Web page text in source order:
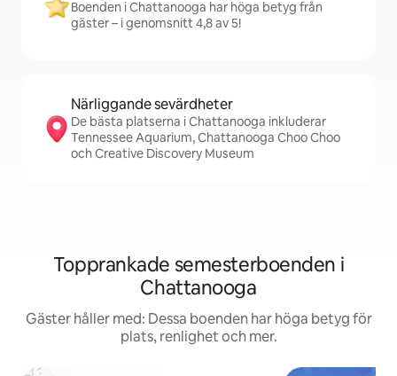
Boenden i Chattanooga har höga betyg från
gäster – i genomsnitt 4,8 av 5!
Närliggande sevärdheter
De bästa platserna i Chattanooga inkluderar
Tennessee Aquarium, Chattanooga Choo Choo
och Creative Discovery Museum
Topprankade semesterboenden i
Chattanooga
Gäster håller med: Dessa boenden har höga betyg för
plats, renlighet och mer.